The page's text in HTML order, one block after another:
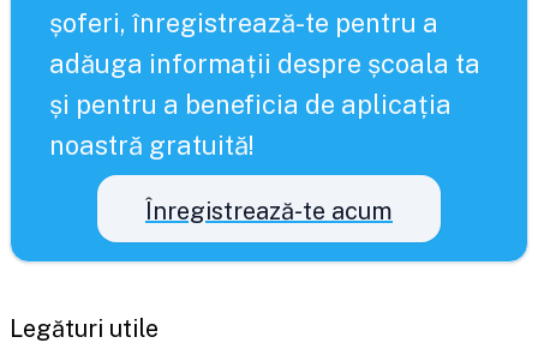
șoferi, înregistrează-te pentru a
adăuga informații despre școala ta
și pentru a beneficia de aplicația
noastră gratuită!
Înregistrează-te acum
Legături utile